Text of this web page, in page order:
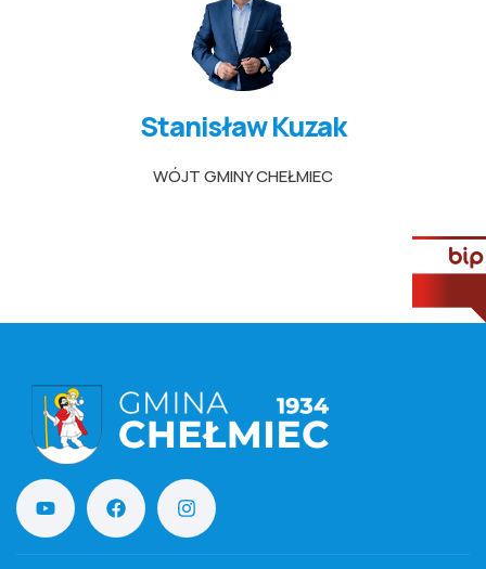
Stanisław Kuzak
WÓJT GMINY CHEŁMIEC